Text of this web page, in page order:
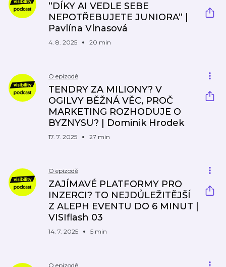
“DÍKY AI VEDLE SEBE
NEPOTŘEBUJETE JUNIORA“ |
Pavlína Vlnasová
4. 8. 2025 20 min
O epizodě
TENDRY ZA MILIONY? V
OGILVY BĚŽNÁ VĚC, PROČ
MARKETING ROZHODUJE O
BYZNYSU? | Dominik Hrodek
17. 7. 2025 27 min
O epizodě
ZAJÍMAVÉ PLATFORMY PRO
INZERCI? TO NEJDŮLEŽITĚJŠÍ
Z ALEPH EVENTU DO 6 MINUT |
VISIflash 03
14. 7. 2025 5 min
O epizodě